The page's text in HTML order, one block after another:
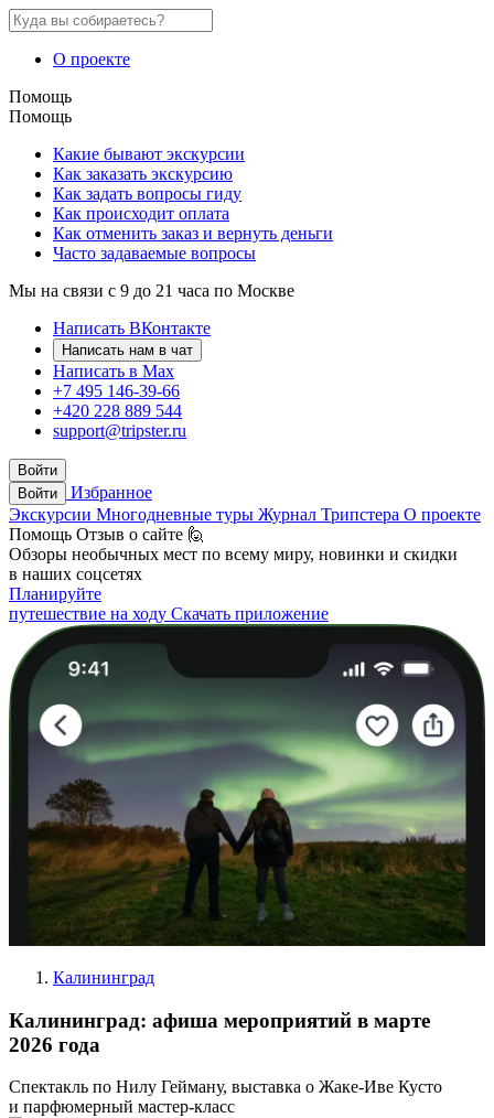
О проекте
Помощь
Помощь
Какие бывают экскурсии
Как заказать экскурсию
Как задать вопросы гиду
Как происходит оплата
Как отменить заказ и вернуть деньги
Часто задаваемые вопросы
Мы на связи с 9 до 21 часа по Москве
Написать ВКонтакте
Написать нам в чат
Написать в Max
+7 495 146-39-66
+420 228 889 544
support@tripster.ru
Войти
Войти
Избранное
Экскурсии Многодневные туры Журнал Трипстера О проекте
Помощь Отзыв о сайте 🙋
Обзоры необычных мест по всему миру, новинки и скидки
в наших соцсетях
Планируйте
путешествие на ходу Скачать приложение
Калининград
Калининград: афиша мероприятий в марте
2026 года
Спектакль по Нилу Гейману, выставка о Жаке‑Иве Кусто
и парфюмерный мастер‑класс